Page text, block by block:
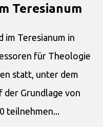
Teresianum
im Teresianum in
für Theologie
statt, unter dem
Grundlage von
teilnehmen...